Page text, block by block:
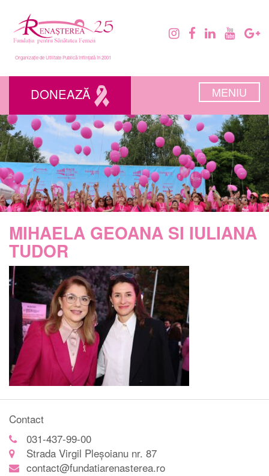
Organizație de Utilitate Publică înființată în 2001
DONEAZĂ MENIU
MIHAELA GEOANA SI IULIANA
TUDOR
Contact
031-437-99-00
Strada Virgil Pleșoianu nr. 87
contact@fundatiarenasterea.ro